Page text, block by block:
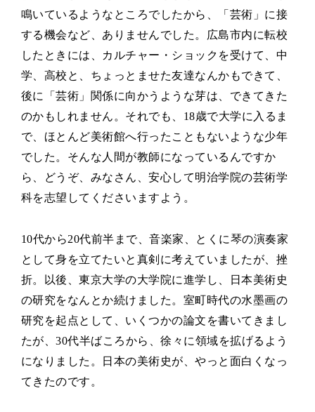
鳴いているようなところでしたから、「芸術」に接
する機会など、ありませんでした。広島市内に転校
したときには、カルチャー・ショックを受けて、中
学、高校と、ちょっとませた友達なんかもできて、
後に「芸術」関係に向かうような芽は、できてきた
のかもしれません。それでも、18歳で大学に入るま
で、ほとんど美術館へ行ったこともないような少年
でした。そんな人間が教師になっているんですか
ら、どうぞ、みなさん、安心して明治学院の芸術学
科を志望してくださいますよう。
10代から20代前半まで、音楽家、とくに琴の演奏家
として身を立てたいと真剣に考えていましたが、挫
折。以後、東京大学の大学院に進学し、日本美術史
の研究をなんとか続けました。室町時代の水墨画の
研究を起点として、いくつかの論文を書いてきまし
たが、30代半ばころから、徐々に領域を拡げるよう
になりました。日本の美術史が、やっと面白くなっ
てきたのです。